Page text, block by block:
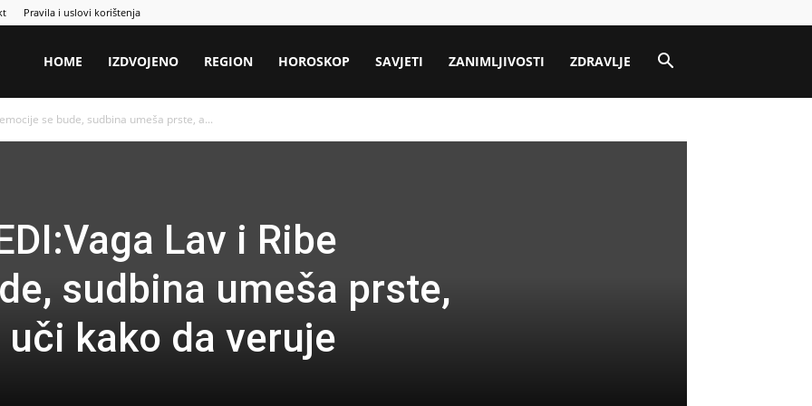
Pravila i uslovi korištenja
HOME IZDVOJENO REGION HOROSKOP SAVJETI ZANIMLJIVOSTI ZDRAVLJE
se bude, sudbina umeša prste, a...
Lav i Ribe
sudbina umeša prste,
kako da veruje